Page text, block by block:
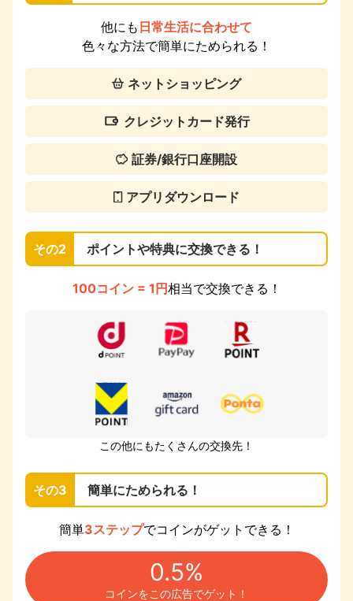
他にも 日常生活に合わせて
色々な方法で簡単にためられる！
ネットショッピング
クレジットカード発行
証券/銀行口座開設
アプリダウンロード
その2 ポイントや特典に交換できる！
100コイン = 1円相当で交換できる！
この他にもたくさんの交換先！
その3 簡単にためられる！
簡単3ステップでコインがゲットできる！
0.5%
コインをこの広告でゲット！